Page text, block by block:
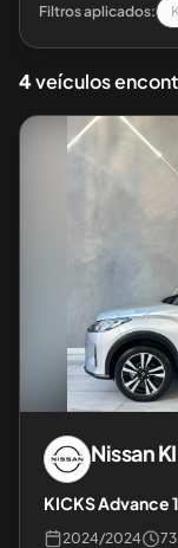
Filtros aplicados:
4veículos
Nissan
KICKS Advance
2024/2024